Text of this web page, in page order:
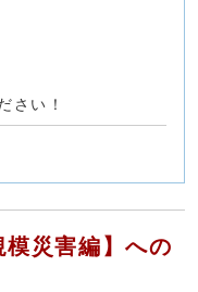
さい！
模災害編】への